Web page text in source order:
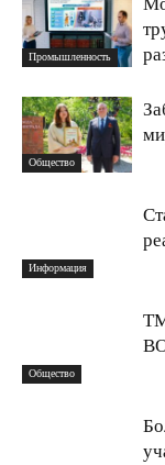
Промышленность
Общество
Информация
Общество